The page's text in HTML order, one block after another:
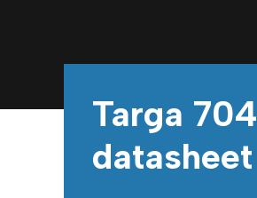
Targa 704
datasheet